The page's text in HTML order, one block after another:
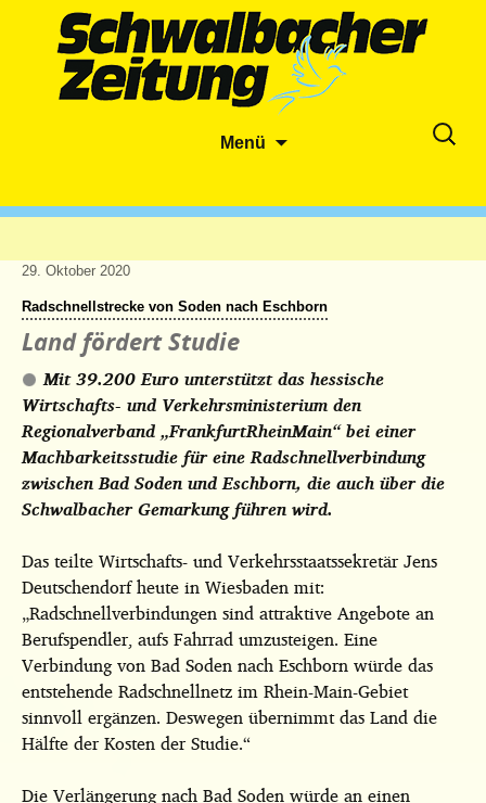
Menü
Suche
29. Oktober 2020
Radschnellstrecke von Soden nach Eschborn
Land fördert Studie
Mit 39.200 Euro unterstützt das hessische
Wirtschafts- und Verkehrsministerium den
Regionalverband „FrankfurtRheinMain“ bei einer
Machbarkeitsstudie für eine Radschnellverbindung
zwischen Bad Soden und Eschborn, die auch über die
Schwalbacher Gemarkung führen wird.
Das teilte Wirtschafts- und Verkehrsstaatssekretär Jens
Deutschendorf heute in Wiesbaden mit:
„Radschnellverbindungen sind attraktive Angebote an
Berufspendler, aufs Fahrrad umzusteigen. Eine
Verbindung von Bad Soden nach Eschborn würde das
entstehende Radschnellnetz im Rhein-Main-Gebiet
sinnvoll ergänzen. Deswegen übernimmt das Land die
Hälfte der Kosten der Studie.“
Die Verlängerung nach Bad Soden würde an einen